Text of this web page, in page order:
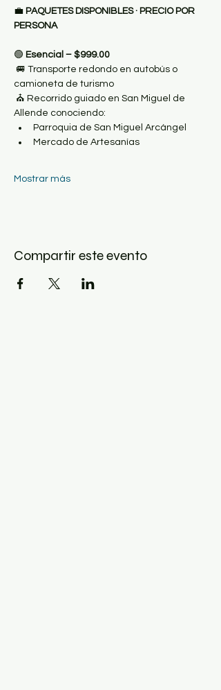
💼 PAQUETES DISPONIBLES · PRECIO POR
PERSONA
🟢 Esencial – $999.00
camioneta de turismo
Allende conociendo:
Parroquia de San Miguel Arcángel
Mercado de Artesanías
Mostrar más
Compartir este evento